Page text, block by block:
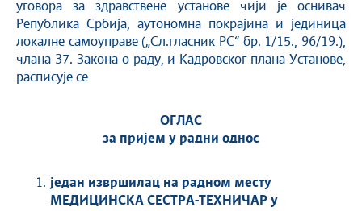
уговора за здравствене установе чији је оснивач
Република Србија, аутономна покрајина и јединица
локалне самоуправе („Сл.гласник РС“ бр. 1/15., 96/19.),
члана 37. Закона о раду, и Кадровског плана Установе,
расписује се
ОГЛАС
за пријем у радни однос
један извршилац на радном месту
МЕДИЦИНСКА СЕСТРА-ТЕХНИЧАР у